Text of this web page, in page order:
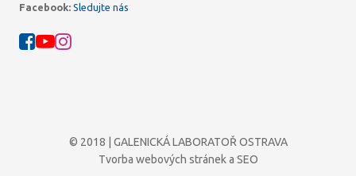
Facebook: Sledujte nás
© 2018 | GALENICKÁ LABORATOŘ OSTRAVA
Tvorba webových stránek a SEO